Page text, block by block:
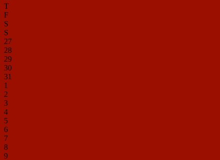
T
F
S
S
27
28
29
30
31
1
2
3
4
5
6
7
8
9